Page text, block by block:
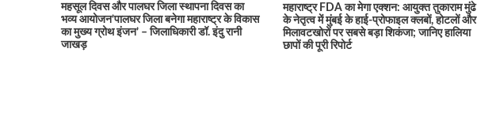
महसूल दिवस और पालघर जिला स्थापना दिवस का
भव्य आयोजन’पालघर जिला बनेगा महाराष्ट्र के विकास
का मुख्य ग्रोथ इंजन’ – जिलाधिकारी डॉ. इंदु रानी
जाखड़
महाराष्ट्र FDA का मेगा एक्शन: आयुक्त तुकाराम मुंढे
के नेतृत्व में मुंबई के हाई-प्रोफाइल क्लबों, होटलों और
मिलावटखोरों पर सबसे बड़ा शिकंजा; जानिए हालिया
छापों की पूरी रिपोर्ट